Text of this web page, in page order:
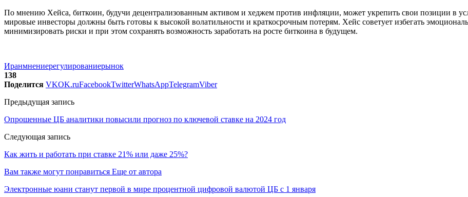
По мнению Хейса, биткоин, будучи децентрализованным активом и хеджем против инфляции, может укрепить свои позиции в
мировые инвесторы должны быть готовы к высокой волатильности и краткосрочным потерям. Хейс советует избегать
минимизировать риски и при этом сохранять возможность заработать на росте биткоина в будущем.
Иранмнениерегулированиерынок
138
Поделится VKOK.ruFacebookTwitterWhatsAppTelegramViber
Предыдущая запись
Опрошенные ЦБ аналитики повысили прогноз по ключевой ставке на 2024 год
Следующая запись
Как жить и работать при ставке 21% или даже 25%?
Вам также могут понравиться Еще от автора
Электронные юани станут первой в мире процентной цифровой валютой ЦБ с 1 января